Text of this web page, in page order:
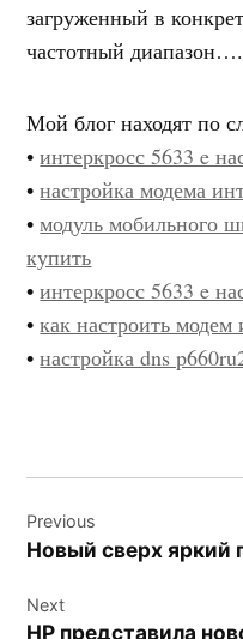
загруженный в
частотный диапазон….
Мой блог находят по
•интеркросс 5633 e
•настройка модема
•модуль мобильного
купить
•интеркросс 5633 e
•как настроить модем
•настройка dns
по
записям
Previous
Новый сверх яркий
Next
HP представила